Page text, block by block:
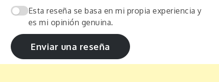
Esta reseña se basa en mi propia experiencia y
es mi opinión genuina.
Enviar una reseña